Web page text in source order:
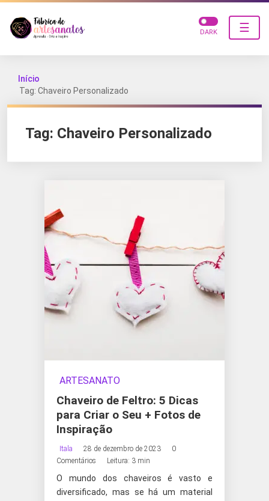
☰
DARK
Início
Tag: Chaveiro Personalizado
Tag: Chaveiro Personalizado
ARTESANATO
Chaveiro de Feltro: 5 Dicas
para Criar o Seu + Fotos de
Inspiração
Itala 28 de dezembro de 2023
0
Comentários
Leitura: 3 min
O mundo dos chaveiros é vasto e
diversificado, mas se há um material